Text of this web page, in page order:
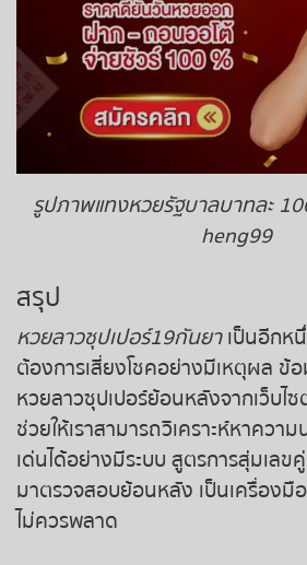
รูปภาพแทงหวยรัฐบาลบาทละ
heng99
สรุป
หวยลาวซุปเปอร์19กันยาเป็นอีกห
ต้องการเสี่ยงโชคอย่างมีเหตุผล ข้
หวยลาวซุปเปอร์ย้อนหลังจากเว็บไ
ช่วยให้เราสามารถวิเคราะห์หาความ
เด่นได้อย่างมีระบบ สูตรการสุ่มเลข
มาตรวจสอบย้อนหลัง เป็นเครื่อง
ไม่ควรพลาด